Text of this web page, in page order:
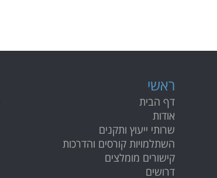
ראשי
דף הבית
אודות
שרותי ייעוץ ותקנים
השתלמויות קורסים והדרכות
קישורים מומלצים
דרושים